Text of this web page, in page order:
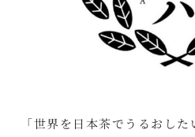
「世界を日本茶でうるおし